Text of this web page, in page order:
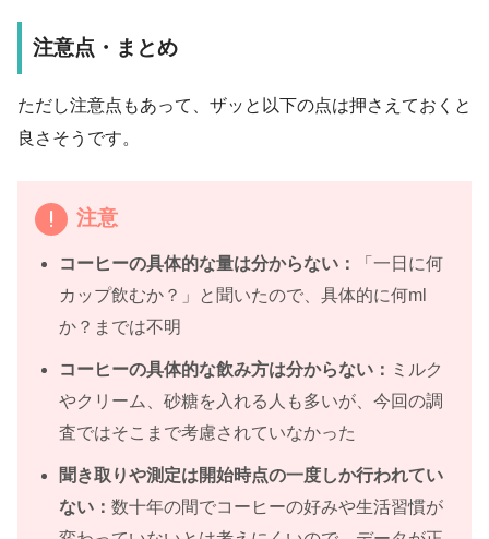
注意点・まとめ
ただし注意点もあって、ザッと以下の点は押さえておくと
良さそうです。
注意
コーヒーの具体的な量は分からない：
「一日に何
カップ飲むか？」と聞いたので、具体的に何ml
か？までは不明
コーヒーの具体的な飲み方は分からない： ミルク
やクリーム、砂糖を入れる人も多いが、今回の調
査ではそこまで考慮されていなかった
聞き取りや測定は開始時点の一度しか行われてい
ない：数十年の間でコーヒーの好みや生活習慣が